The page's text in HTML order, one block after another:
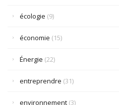
écologie (9)
économie (15)
Énergie (22)
entreprendre (31)
environnement (3)